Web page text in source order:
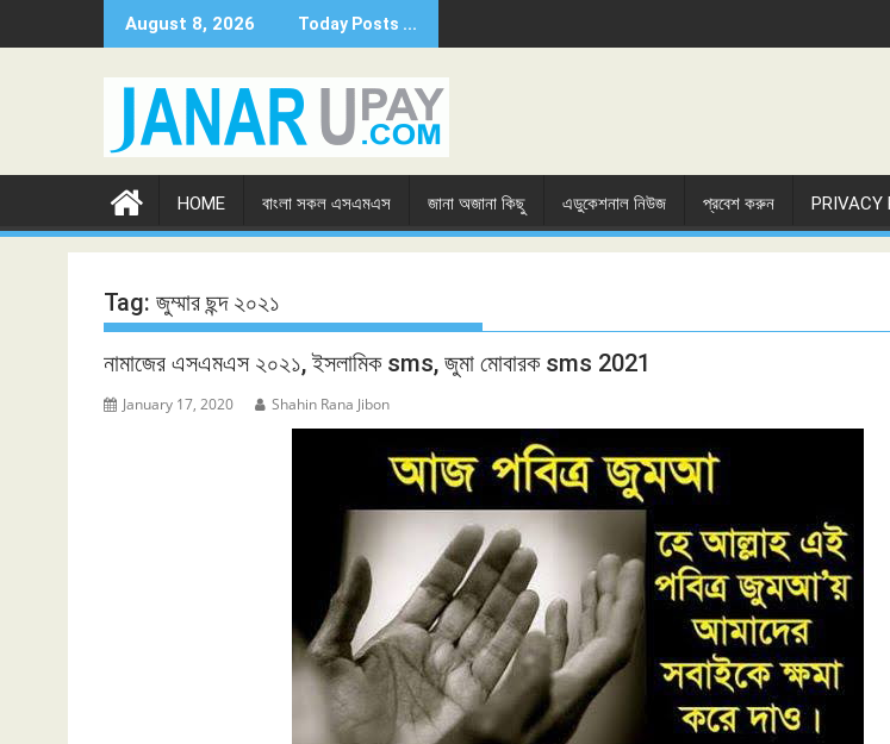
to
August 8, 2026 Today Posts ...
HOME বাংলা সকল এসএমএস জানা অজানা কিছু এডুকেশনাল নিউজ প্রবেশ করুন PRIVACY
Tag: জুম্মার ছন্দ ২০২১
নামাজের এসএমএস ২০২১, ইসলামিক sms, জুমা মোবারক sms 2021
January 17, 2020 Shahin Rana Jibon